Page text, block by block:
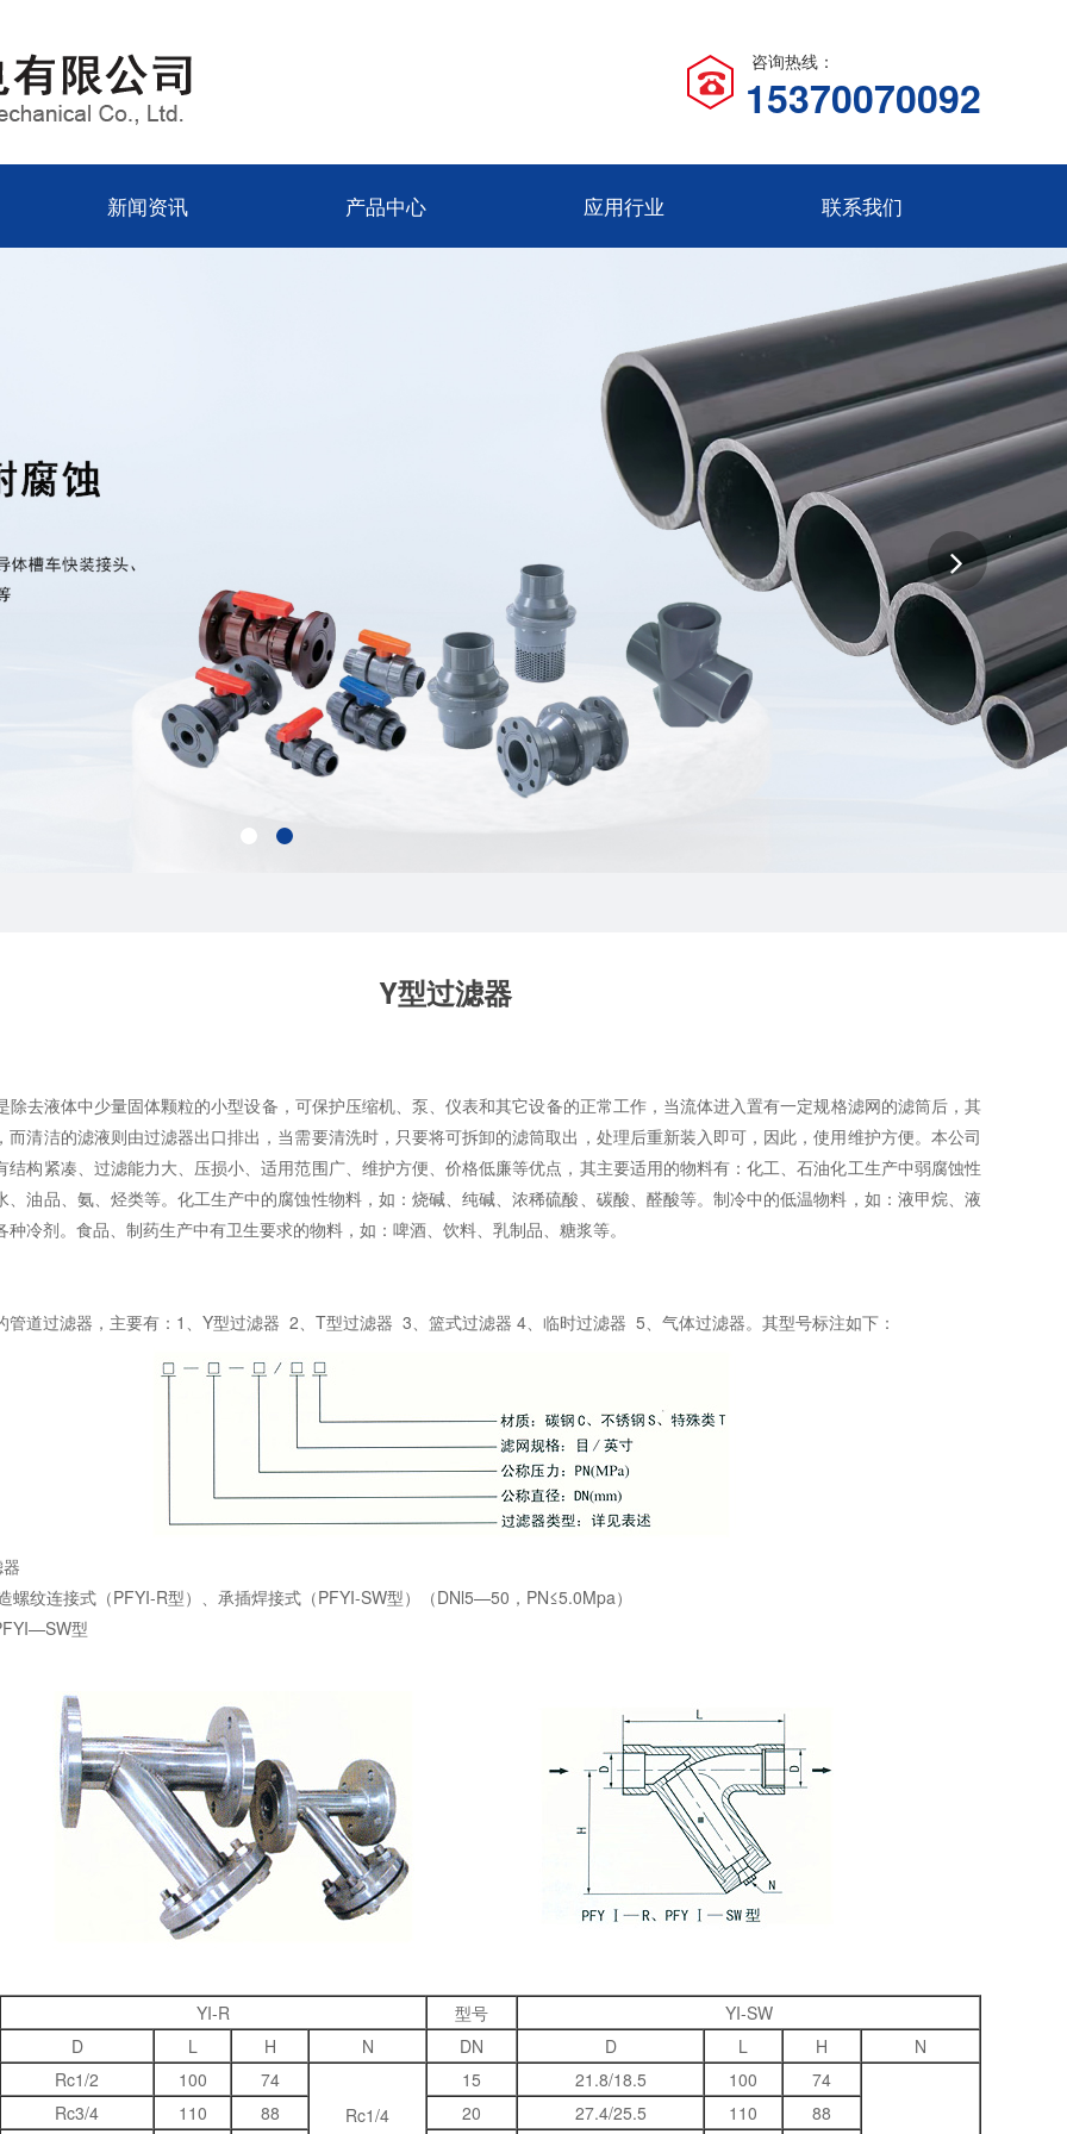
咨询热线：
15370070092
新闻资讯 产品中心 应用行业 联系我们
Y型过滤器
液体中少量固体颗粒的小型设备，可保护压缩机、泵、仪表和其它设备的正常工作，当流体进入置有一定规格滤网的滤筒后，其
而清洁的滤液则由过滤器出口排出，当需要清洗时，只要将可拆卸的滤筒取出，处理后重新装入即可，因此，使用维护方便。本公司
结构紧凑、过滤能力大、压损小、适用范围广、维护方便、价格低廉等优点，其主要适用的物料有：化工、石油化工生产中弱腐蚀性
、油品、氨、烃类等。化工生产中的腐蚀性物料，如：烧碱、纯碱、浓稀硫酸、碳酸、醛酸等。制冷中的低温物料，如：液甲烷、液
种冷剂。食品、制药生产中有卫生要求的物料，如：啤酒、饮料、乳制品、糖浆等。
过滤器，主要有：1、Y型过滤器 2、T型过滤器 3、篮式过滤器 4、临时过滤器 5、气体过滤器。其型号标注如下：
螺纹连接式（PFYI-R型）、承插焊接式（PFYI-SW型）（DNl5—50，PN≤5.0Mpa）
型
YI-R 型号
YI-SW
D
L H N DN D L H
N
Rc1/2
100
74
Rc1/4
15 21.8/18.5 100
74
Rc3/4
110 88 20 27.4/25.5 110 88